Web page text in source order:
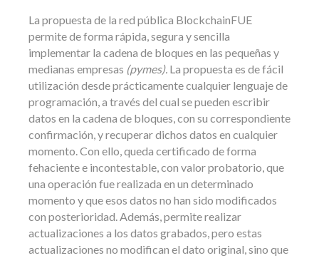
La propuesta de la red pública BlockchainFUE
permite de forma rápida, segura y sencilla
implementar la cadena de bloques en las pequeñas y
medianas empresas (pymes). La propuesta es de fácil
utilización desde prácticamente cualquier lenguaje de
programación, a través del cual se pueden escribir
datos en la cadena de bloques, con su correspondiente
confirmación, y recuperar dichos datos en cualquier
momento. Con ello, queda certificado de forma
fehaciente e incontestable, con valor probatorio, que
una operación fue realizada en un determinado
momento y que esos datos no han sido modificados
con posterioridad. Además, permite realizar
actualizaciones a los datos grabados, pero estas
actualizaciones no modifican el dato original, sino que